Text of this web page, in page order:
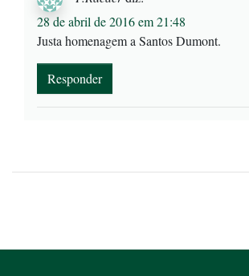
28 de abril de 2016 em 21:48
Justa homenagem a Santos Dumont.
Responder